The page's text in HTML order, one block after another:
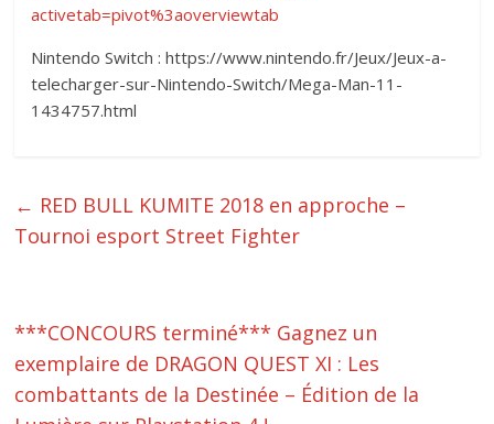
activetab=pivot%3aoverviewtab
Nintendo Switch : https://www.nintendo.fr/Jeux/Jeux-a-
telecharger-sur-Nintendo-Switch/Mega-Man-11-
1434757.html
← RED BULL KUMITE 2018 en approche –
Tournoi esport Street Fighter
***CONCOURS terminé*** Gagnez un
exemplaire de DRAGON QUEST XI : Les
combattants de la Destinée – Édition de la